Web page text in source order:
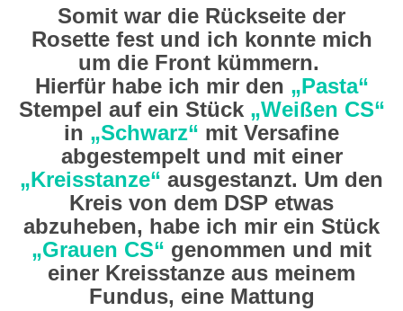
Somit war die Rückseite der
Rosette fest und ich konnte mich
um die Front kümmern.
Hierfür habe ich mir den „Pasta“
Stempel auf ein Stück „Weißen CS“
in „Schwarz“ mit Versafine
abgestempelt und mit einer
„Kreisstanze“ ausgestanzt. Um den
Kreis von dem DSP etwas
abzuheben, habe ich mir ein Stück
„Grauen CS“ genommen und mit
einer Kreisstanze aus meinem
Fundus, eine Mattung